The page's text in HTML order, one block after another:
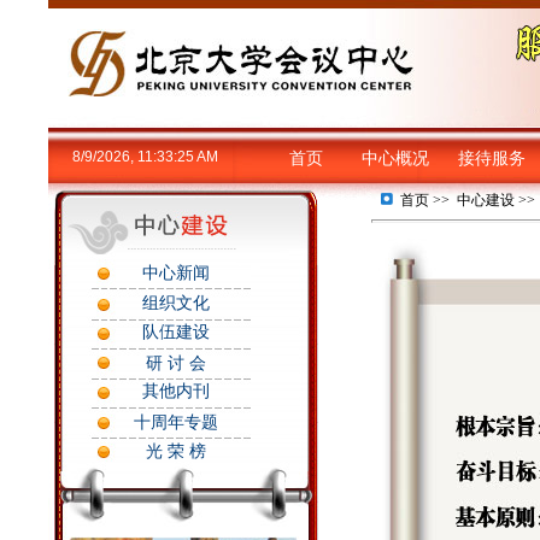
8/9/2026, 11:33:25 AM 首页 中心概况 接待服务
首页>> 中心建设
中心新闻
组织文化
队伍建设
研 讨 会
其他内刊
十周年专题
光 荣 榜